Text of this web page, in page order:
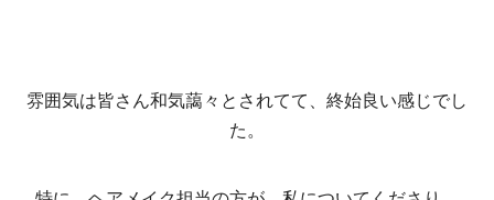
雰囲気は皆さん和気藹々とされてて、終始良い感じでし
た。